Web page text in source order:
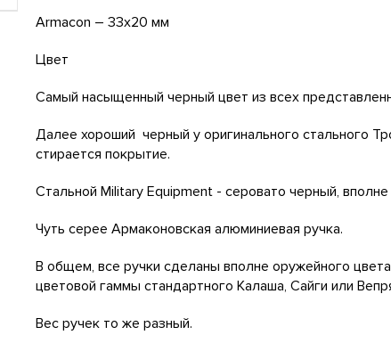
Armacon – 33х20 мм
Цвет
Самый насыщенный черный цвет из всех
Далее хороший черный у оригинального стального
стирается покрытие.
Стальной Military Equipment - серовато черный,
Чуть серее Армаконовская алюминиевая ручка.
В общем, все ручки сделаны вполне оружейного
цветовой гаммы стандартного Калаша, Сайги или
Вес ручек то же разный.